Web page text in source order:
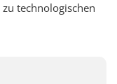
technologischen